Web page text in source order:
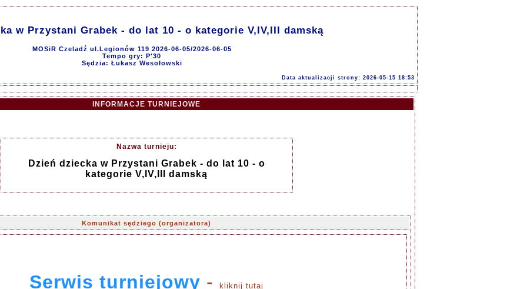
w Przystani Grabek - do lat 10 - o kategorie V,IV,III damską
MOSiR Czeladź ul.Legionów 119 2026-06-05/2026-06-05
Tempo gry: P'30
Sędzia: Łukasz Wesołowski
Data aktualizacji strony: 2026-05-15 18:53
INFORMACJE TURNIEJOWE
Nazwa turnieju:
Dzień dziecka w Przystani Grabek - do lat 10 - o
kategorie V,IV,III damską
Komunikat sędziego (organizatora)
Serwis turniejowy - k liknij tutaj